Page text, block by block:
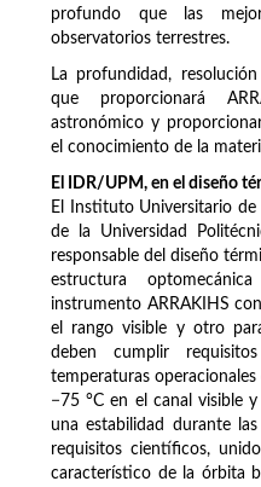
profundo que las
observatorios terrestres.
La profundidad,
que proporcionará
astronómico y
el conocimiento de la
El IDR/UPM, en el diseño
El Instituto Universitario
de la Universidad
responsable del diseño
estructura
instrumento ARRAKIHS
el rango visible y otro
deben cumplir
temperaturas
−75 °C en el canal visible
una estabilidad durante
requisitos científicos,
característico de la órbita